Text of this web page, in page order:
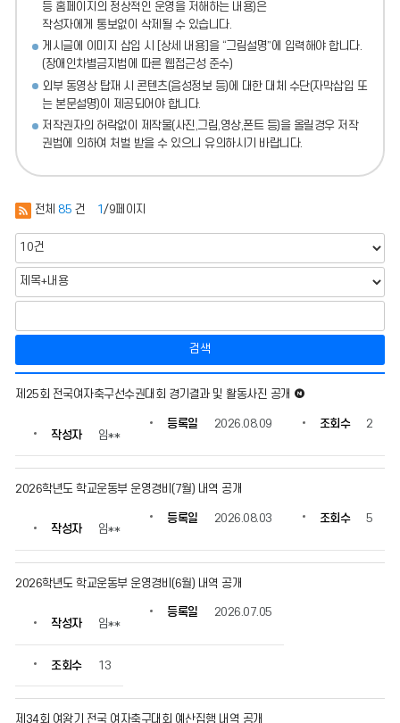
등 홈페이지의 정상적인 운영을 저해하는 내용)은
작성자에게 통보없이 삭제될 수 있습니다.
게시글에 이미지 삽입 시 [상세 내용]을 “그림설명”에 입력해야 합니다.
(장애인차별금지법에 따른 웹접근성 준수)
외부 동영상 탑재 시 콘텐츠(음성정보 등)에 대한 대체 수단(자막삽입 또
는 본문설명)이 제공되어야 합니다.
저작권자의 허락없이 제작물(사진,그림,영상,폰트 등)을 올릴경우 저작
권법에 의하여 처벌 받을 수 있으니 유의하시기 바랍니다.
전체 85 건 1 /9페이지
검색
자
부
의
게
호,
제
록
제25회 전국여자축구선수권대회 경기결과 및 활동사진 공개 새로운 글
작성자 임**
등록일 2026.08.09 조회수 2
2026학년도 학교운동부 운영경비(7월) 내역 공개
작성자 임**
등록일 2026.08.03 조회수 5
2026학년도 학교운동부 운영경비(6월) 내역 공개
작성자 임**
등록일 2026.07.05
조회수 13
제34회 여왕기 전국 여자축구대회 예산집행 내역 공개